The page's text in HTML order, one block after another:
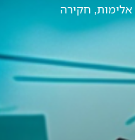
אלימות, חקירה